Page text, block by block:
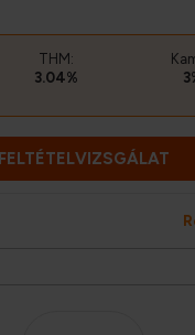
THM:
3.04%
FELTÉTELVIZSGÁLAT